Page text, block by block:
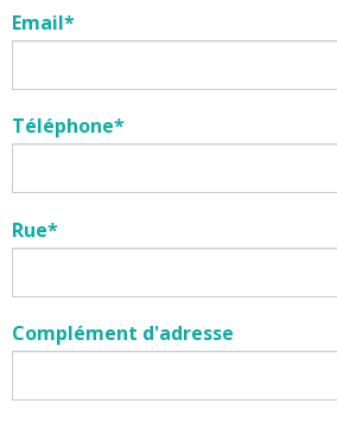
Email*
Téléphone*
Rue*
Complément d'adresse